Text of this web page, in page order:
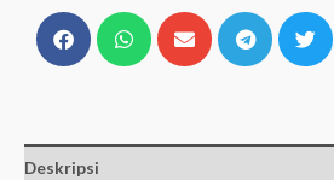
Deskripsi